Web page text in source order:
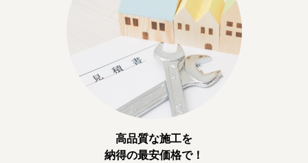
高品質な施工を
納得の最安価格で！